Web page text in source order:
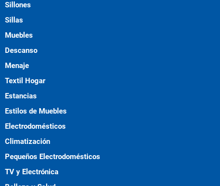
Sillones
Sillas
Muebles
Descanso
Menaje
Textil Hogar
Estancias
Estilos de Muebles
Electrodomésticos
Climatización
Pequeños Electrodomésticos
TV y Electrónica